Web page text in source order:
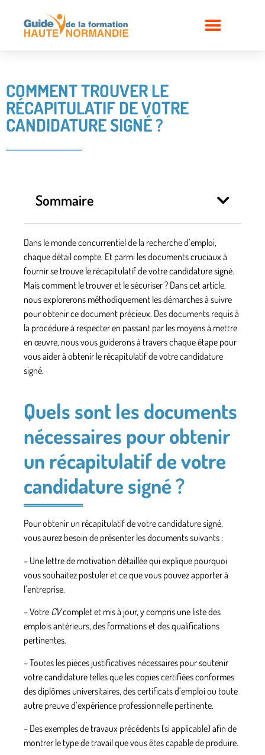
COMMENT TROUVER LE
RÉCAPITULATIF DE VOTRE
CANDIDATURE SIGNÉ ?
Sommaire
Dans le monde concurrentiel de la recherche d’emploi,
chaque détail compte. Et parmi les documents cruciaux à
fournir se trouve le récapitulatif de votre candidature signé.
Mais comment le trouver et le sécuriser ? Dans cet article,
nous explorerons méthodiquement les démarches à suivre
pour obtenir ce document précieux. Des documents requis à
la procédure à respecter en passant par les moyens à mettre
en œuvre, nous vous guiderons à travers chaque étape pour
vous aider à obtenir le récapitulatif de votre candidature
signé.
Quels sont les documents
nécessaires pour obtenir
un récapitulatif de votre
candidature signé ?
Pour obtenir un récapitulatif de votre candidature signé,
vous aurez besoin de présenter les documents suivants :
– Une lettre de motivation détailléequi explique pourquoi
vous souhaitez postuler et ce que vous pouvez apporter à
l’entreprise.
– Votre CVcomplet et mis à jour, y compris une liste des
emplois antérieurs, des formations et des qualifications
pertinentes.
– Toutes les pièces justificatives nécessaires pour soutenir
votre candidature telles que les copies certifiées conformes
des diplômes universitaires, des certificats d’emploi ou toute
autre preuve d’expérience professionnelle pertinente.
– Des exemples de travaux précédents (si applicable) afin de
montrer le type de travail que vous êtes capable de produire.